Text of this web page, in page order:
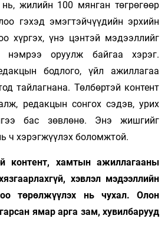
жилийн 100 мянган төгрөгөөр
гэхэд эмэгтэйчүүдийн эрхийн
хүргэх, үнэ цэнтэй мэдээллийг
нэмрээ оруулж байгаа хэрэг.
бодлого, үйл ажиллагаа
тайлагнана. Төлбөртэй контент
редакцын сонгох сэдэв, урих
бас зөвлөнө. Энэ жишгийг
ч хэрэгжүүлэх боломжтой.
контент, хамтын ажиллагааны
хэвлэл мэдээллийн
төрөлжүүлэх нь чухал. Олон
ямар арга зам, хувилбарууд